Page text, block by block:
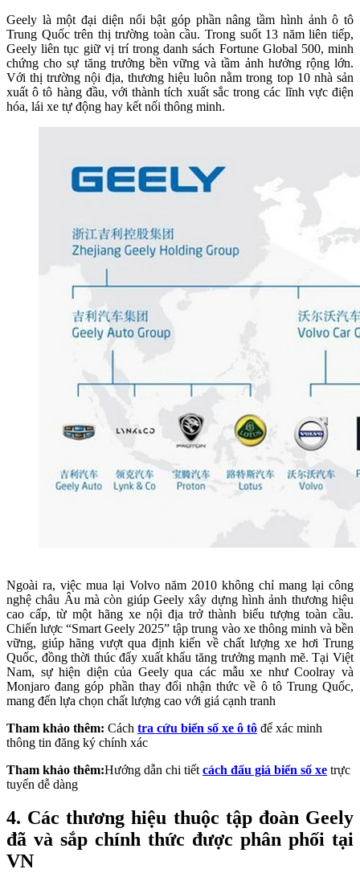
Geely là một đại diện nổi bật góp phần nâng tầm hình ảnh ô tô
Trung Quốc trên thị trường toàn cầu. Trong suốt 13 năm liên tiếp,
Geely liên tục giữ vị trí trong danh sách Fortune Global 500, minh
chứng cho sự tăng trưởng bền vững và tầm ảnh hưởng rộng lớn.
Với thị trường nội địa, thương hiệu luôn nằm trong top 10 nhà sản
xuất ô tô hàng đầu, với thành tích xuất sắc trong các lĩnh vực điện
hóa, lái xe tự động hay kết nối thông minh.
Ngoài ra, việc mua lại Volvo năm 2010 không chỉ mang lại công
nghệ châu Âu mà còn giúp Geely xây dựng hình ảnh thương hiệu
cao cấp, từ một hãng xe nội địa trở thành biểu tượng toàn cầu.
Chiến lược “Smart Geely 2025” tập trung vào xe thông minh và bền
vững, giúp hãng vượt qua định kiến về chất lượng xe hơi Trung
Quốc, đồng thời thúc đẩy xuất khẩu tăng trưởng mạnh mẽ. Tại Việt
Nam, sự hiện diện của Geely qua các mẫu xe như Coolray và
Monjaro đang góp phần thay đổi nhận thức về ô tô Trung Quốc,
mang đến lựa chọn chất lượng cao với giá cạnh tranh
Tham khảo thêm: Cách tra cứu biển số xe ô tô để xác minh
thông tin đăng ký chính xác
Tham khảo thêm:Hướng dẫn chi tiết cách đấu giá biển số xe trực
tuyến dễ dàng
4. Các thương hiệu thuộc tập đoàn Geely
đã và sắp chính thức được phân phối tại
VN